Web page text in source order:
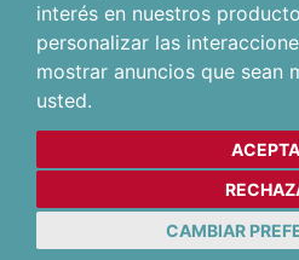
interés en nuestros
personalizar las
mostrar anuncios que sean
usted.
CAMBIAR